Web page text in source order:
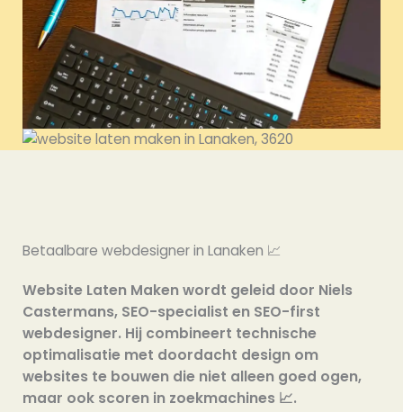
Betaalbare webdesigner in Lanaken 📈
Website Laten Maken wordt geleid door Niels
Castermans, SEO-specialist en SEO-first
webdesigner. Hij combineert technische
optimalisatie met doordacht design om
websites te bouwen die niet alleen goed ogen,
maar ook scoren in zoekmachines 📈.